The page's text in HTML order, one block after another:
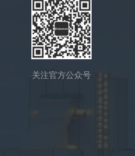
关注官方公众号